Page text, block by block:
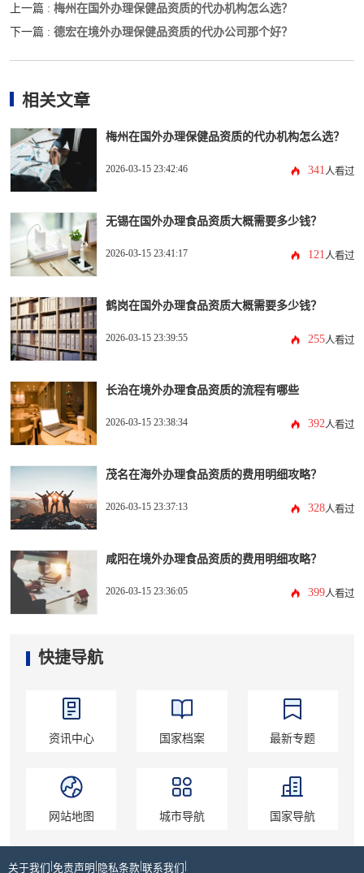
上一篇 : 梅州在国外办理保健品资质的代办机构怎么选？
下一篇 : 德宏在境外办理保健品资质的代办公司那个好？
相关文章
梅州在国外办理保健品资质的代办机构怎么选？
2026-03-15 23:42:46 341人看过
无锡在国外办理食品资质大概需要多少钱？
2026-03-15 23:41:17 121人看过
鹤岗在国外办理食品资质大概需要多少钱？
2026-03-15 23:39:55 255人看过
长治在境外办理食品资质的流程有哪些
2026-03-15 23:38:34 392人看过
茂名在海外办理食品资质的费用明细攻略？
2026-03-15 23:37:13 328人看过
咸阳在境外办理食品资质的费用明细攻略？
2026-03-15 23:36:05 399人看过
快捷导航
资讯中心 国家档案 最新专题
网站地图 城市导航 国家导航
关于我们 免责声明 隐私条款 联系我们